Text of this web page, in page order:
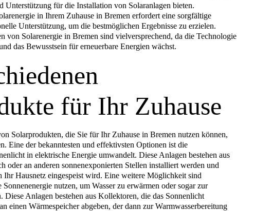
Unterstützung für die Installation von Solaranlagen bieten.
in Ihrem Zuhause in Bremen erfordert eine sorgfältige
Unterstützung, um die bestmöglichen Ergebnisse zu erzielen.
von Solarenergie in Bremen sind vielversprechend, da die Technologie
das Bewusstsein für erneuerbare Energien wächst.
für Ihr Zuhause
Solarprodukten, die Sie für Ihr Zuhause in Bremen nutzen können,
Eine der bekanntesten und effektivsten Optionen ist die
in elektrische Energie umwandelt. Diese Anlagen bestehen aus
oder an anderen sonnenexponierten Stellen installiert werden und
Ihr Hausnetz eingespeist wird. Eine weitere Möglichkeit sind
nutzen, um Wasser zu erwärmen oder sogar zur
Diese Anlagen bestehen aus Kollektoren, die das Sonnenlicht
einen Wärmespeicher abgeben, der dann zur Warmwasserbereitung